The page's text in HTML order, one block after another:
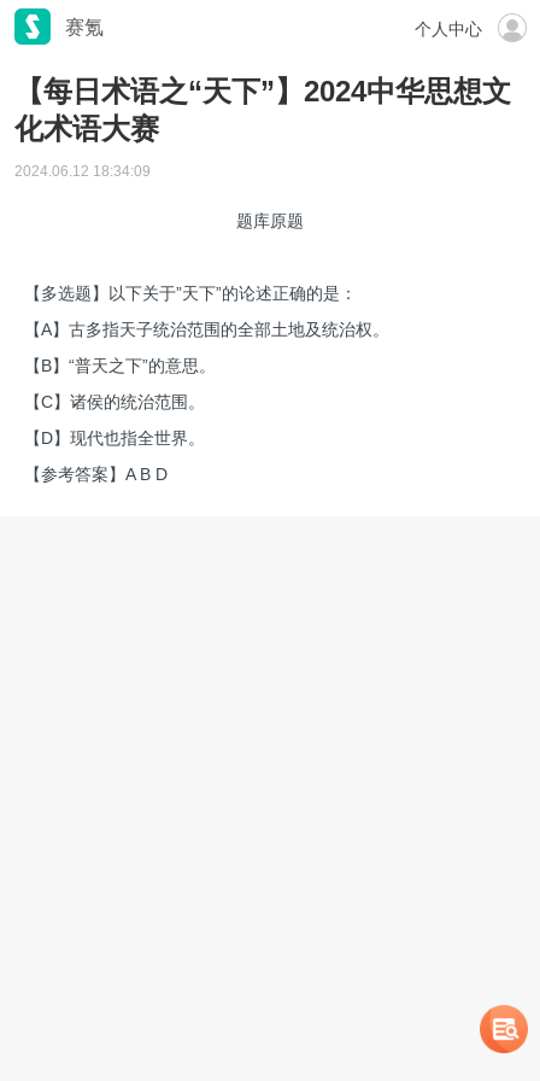
赛氪 个人中心
【每日术语之“天下”】2024中华思想文
化术语大赛
2024.06.12 18:34:09
题库原题
【多选题】以下关于”天下”的论述正确的是：
【A】古多指天子统治范围的全部土地及统治权。
【B】“普天之下”的意思。
【C】诸侯的统治范围。
【D】现代也指全世界。
【参考答案】A B D